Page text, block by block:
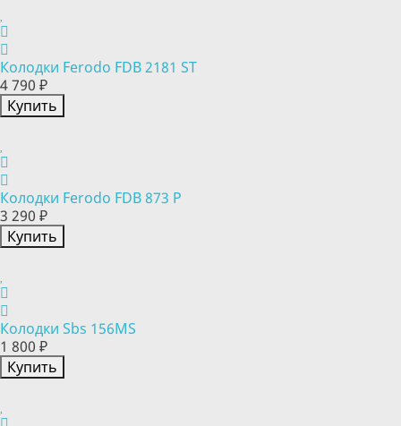
Колодки Ferodo FDB 2181 ST
4 790 ₽
Купить
Колодки Ferodo FDB 873 P
3 290 ₽
Купить
Колодки Sbs 156MS
1 800 ₽
Купить